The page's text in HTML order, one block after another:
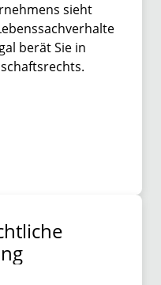
sieht
berät Sie in